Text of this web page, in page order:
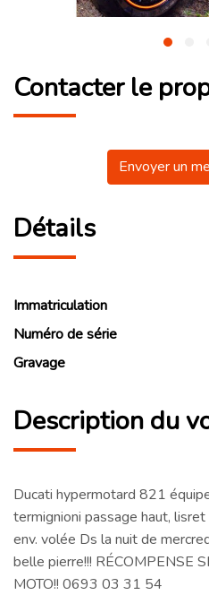
Contacter le
Envoyer un
Détails
Immatriculation
Numéro de série
Gravage
Description du
Ducati hypermotard 821
termignioni passage haut,
env. volée Ds la nuit de
belle pierre!!! RÉCOMPENSE
MOTO!! 0693 03 31 54